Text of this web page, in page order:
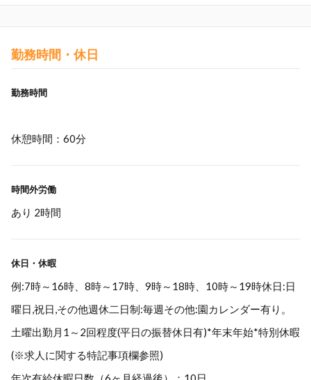
勤務時間・休日
勤務時間
休憩時間：60分
時間外労働
あり 2時間
休日・休暇
例:7時～16時、8時～17時、9時～18時、10時～19時休日:日
曜日,祝日,その他週休二日制:毎週その他:園カレンダー有り。
土曜出勤月1～2回程度(平日の振替休日有)*年末年始*特別休暇
(※求人に関する特記事項欄参照)